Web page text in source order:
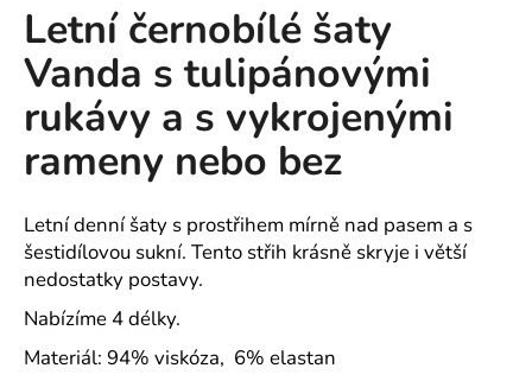
produktu
je
0,0
hvězdiček.
Letní černobílé šaty
Vanda s tulipánovými
rukávy a s vykrojenými
rameny nebo bez
Letní denní šaty s prostřihem mírně nad pasem a s
šestidílovou sukní. Tento střih krásně skryje i větší
nedostatky postavy.
Nabízíme 4 délky.
Materiál: 94% viskóza, 6% elastan
D
o
o
r
u
u
j
e
m
e